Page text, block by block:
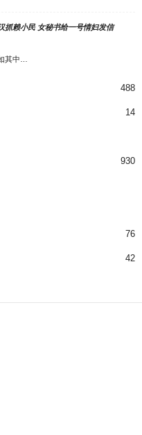
抓赖小民 女秘书给一号情妇发信
其中…
488
14
930
76
42